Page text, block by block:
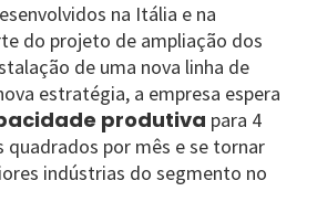
na Itália e na
do projeto de ampliação dos
de uma nova linha de
estratégia, a empresa espera
produtiva para 4
quadrados por mês e se tornar
indústrias do segmento no